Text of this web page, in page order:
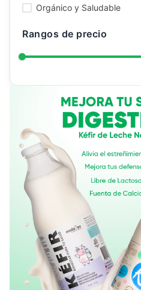
Orgánico y Saludable
Rangos de precio